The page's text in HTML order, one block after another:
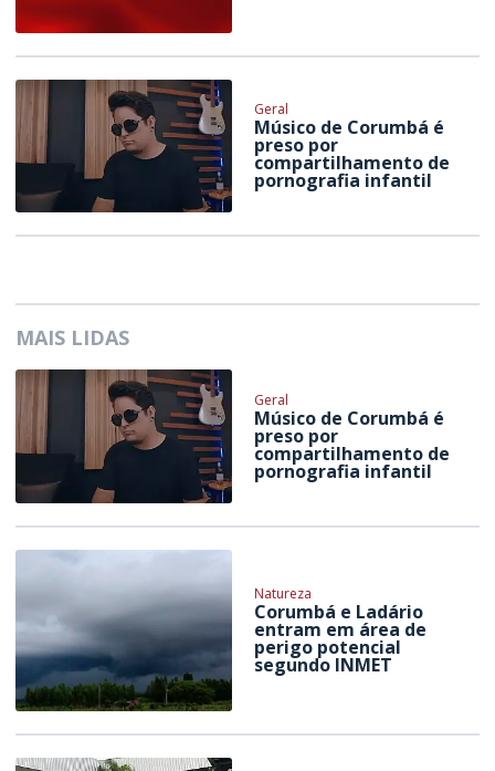
Geral
Músico de Corumbá é
preso por
compartilhamento de
pornografia infantil
MAIS LIDAS
Geral
Músico de Corumbá é
preso por
compartilhamento de
pornografia infantil
Natureza
Corumbá e Ladário
entram em área de
perigo potencial
segundo INMET